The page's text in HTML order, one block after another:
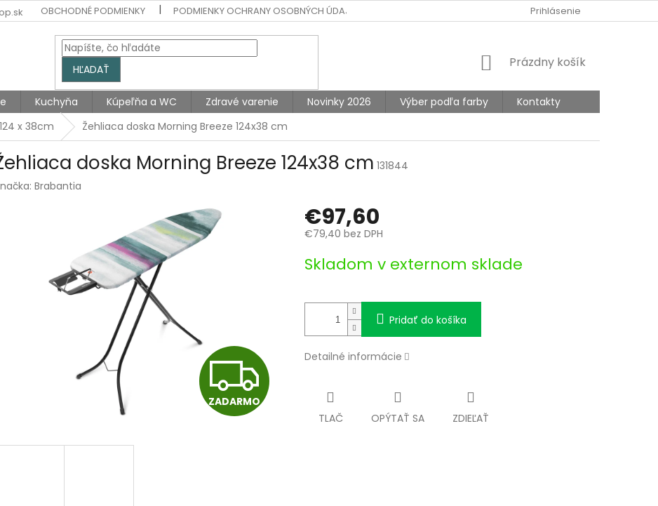
OBCHODNÉ PODMIENKY PODMIENKY OCHRANY OSOBNÝCH ÚDAJOV Prihlásenie
HĽADAŤ
NÁKUPNÝ
Prázdny košík
Kuchyňa Kúpeľňa a WC Zdravé varenie Novinky 2026 Výber podľa farby
Kontakty
124 x 38cm Žehliaca doska Morning Breeze 124x38 cm
doska Morning Breeze 124x38 cm 131844
Brabantia
Z
A
ZADARMO
€97,60
€79,40 bez DPH
cena:
Skladom v externom sklade
Pridať do košíka
Detailné informácie
TLAČ OPÝTAŤ SA ZDIEĽAŤ